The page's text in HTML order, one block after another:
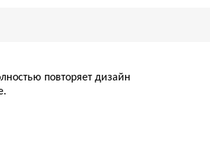
повторяет дизайн